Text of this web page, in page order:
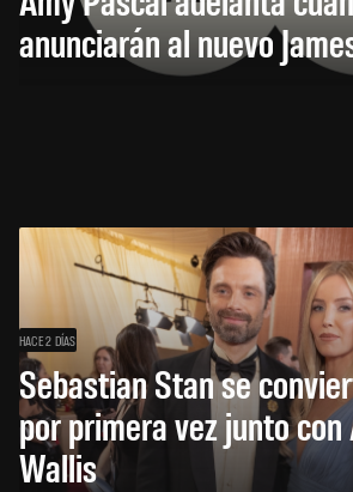
anunciarán al nuevo
HACE 2 DÍAS
Sebastian Stan se
por primera vez junto con
Wallis